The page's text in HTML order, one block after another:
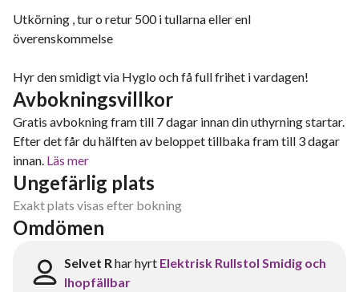
Utkörning , tur o retur 500 i tullarna eller enl
överenskommelse
Hyr den smidigt via Hyglo och få full frihet i vardagen!
Avbokningsvillkor
Gratis avbokning fram till 7 dagar innan din uthyrning startar.
Efter det får du hälften av beloppet tillbaka fram till 3 dagar
innan. Läs mer
Ungefärlig plats
Exakt plats visas efter bokning
Omdömen
Selvet Rhar hyrt Elektrisk Rullstol Smidig och
Ihopfällbar